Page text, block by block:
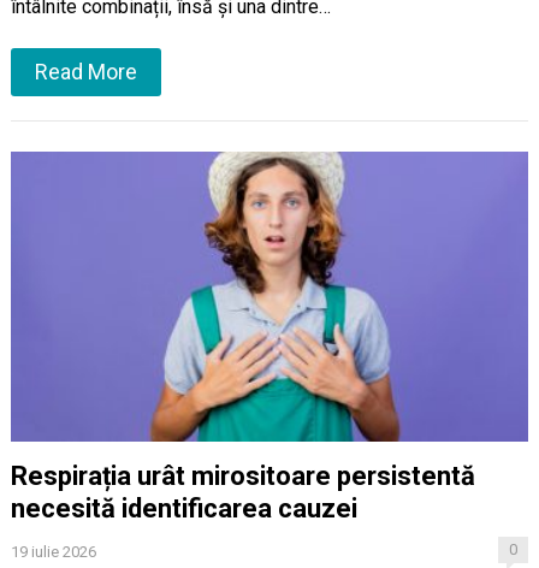
întâlnite combinații, însă și una dintre…
Read More
Respirația urât mirositoare persistentă
necesită identificarea cauzei
19 iulie 2026 0